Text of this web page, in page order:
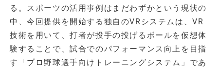
る。スポーツの活用事例はまだわずかという現状の
中、今回提供を開始する独自のVRシステムは、VR
技術を用いて、打者が投手の投げるボールを仮想体
験することで、試合でのパフォーマンス向上を目指
す「プロ野球選手向けトレーニングシステム」であ